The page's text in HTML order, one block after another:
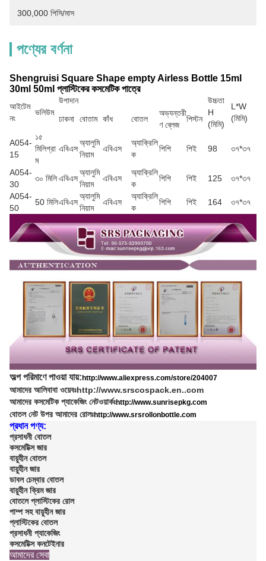
300,000 পিসি/মাস
পণ্যের বর্ণনা
Shengruisi Square Shape empty Airless Bottle 15ml
30ml 50ml প্লাস্টিকের কসমেটিক পাত্রে
আইটেম
নং
ভলিউম
উপাদান
উচ্চতা
H
(মিমি)
L*W
(মিমি)
ঢাকনা বোতাম কাঁধ বোতল
অভ্যন্তরী
ণ ব্লেজ
পিস্টন
A054-
15
১৫
মিলিগ্রা
ম
এবিএস
অ্যালুমি
নিয়াম
এবিএস
অ্যাক্রিলি
ক
পিপি পিই 98 ৩৭*৩৭
A054-
30
৩০ মিলিএবিএস
অ্যালুমি
নিয়াম
এবিএস
অ্যাক্রিলি
ক
পিপি পিই 125
৩৭*৩৭
A054-
50
50 মিলিএবিএস
অ্যালুমি
নিয়াম
এবিএস
অ্যাক্রিলি
ক
পিপি পিই 164 ৩৭*৩৭
অল্প পরিমাণে পাওয়া যায়: http://www.aliexpress.com/store/204007
আমাদের আলিবাবা ওয়েবঃhttp://www.srscospack.en..com
আমাদের কসমেটিক প্যাকেজিং নেটওয়ার্কঃhttp://www.sunrisepkg.com
বোতল নেট উপর আমাদের রোলঃhttp://www.srsrollonbottle.com
প্রধান পণ্য:
প্রসাধনী বোতল
কসমেটিক্স জার
বায়ুহীন বোতল
বায়ুহীন জার
ডাবল চেম্বার বোতল
বায়ুহীন ক্রিম জার
বোতলে প্লাস্টিকের রোল
পাম্প সহ বায়ুহীন জার
প্লাস্টিকের বোতল
প্রসাধনী প্যাকেজিং
কসমেটিক্স কনটেইনার
আমাদের সেবা